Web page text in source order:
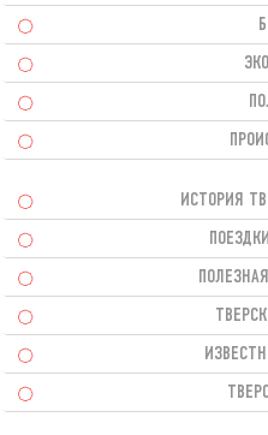
ИСТОРИЯ